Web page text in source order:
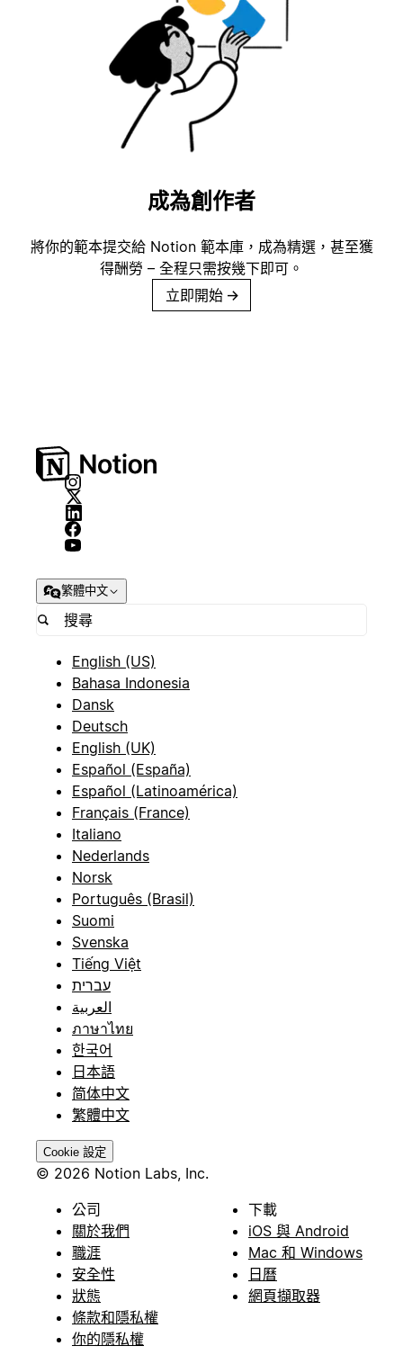
成為創作者
將你的範本提交給 Notion 範本庫，成為精選，甚至獲
得酬勞 – 全程只需按幾下即可。
立即開始 →
繁體中文
English (US)
Bahasa Indonesia
Dansk
Deutsch
English (UK)
Español (España)
Español (Latinoamérica)
Français (France)
Italiano
Nederlands
Norsk
Português (Brasil)
Suomi
Svenska
Tiếng Việt
עברית
العربية
ภาษาไทย
한국어
日本語
简体中文
繁體中文
Cookie 設定
© 2026 Notion Labs, Inc.
公司
關於我們
職涯
安全性
狀態
條款和隱私權
你的隱私權
下載
iOS 與 Android
Mac 和 Windows
日曆
網頁擷取器